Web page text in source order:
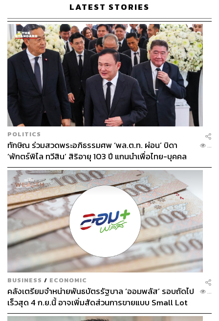
LATEST STORIES
POLITICS
ทักษิณ ร่วมสวดพระอภิธรรมศพ ‘พล.ต.ท. ผ่อน’ บิดา
‘พักตร์พิไล ทวีสิน’ สิริอายุ 103 ปี แกนนำเพื่อไทย-บุคคล
หลากวงการร่วมอาลัย
...
BUSINESS / ECONOMIC
คลังเตรียมจำหน่ายพันธบัตรรัฐบาล ‘ออมพลัส’ รอบถัดไป
เร็วสุด 4 ก.ย.นี้ อาจเพิ่มสัดส่วนการขายแบบ Small Lot
First มากขึ้น
...